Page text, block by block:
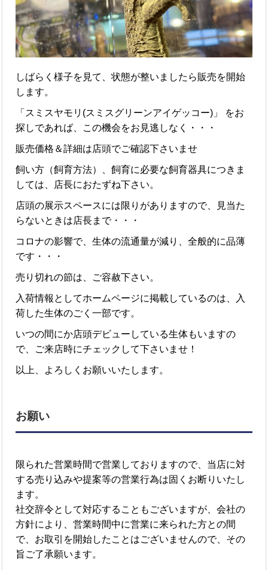
しばらく様子を見て、状態が整いましたら販売を開始
します。
「スミスヤモリ(スミスグリーンアイゲッコー)」 をお
探しであれば、この機会をお見逃しなく・・・
販売価格＆詳細は店頭でご確認下さいませ
飼い方（飼育方法）、飼育に必要な飼育器具につきま
しては、店長におたずね下さい。
店頭の展示スペースには限りがありますので、見当た
らないときは店長まで・・・
コロナの影響で、生体の流通量が減り、全般的に品薄
です・・・
売り切れの節は、ご容赦下さい。
入荷情報としてホームページに掲載しているのは、入
荷した生体のごく一部です。
いつの間にか店頭デビューしている生体もいますの
で、ご来店時にチェックして下さいませ！
以上、よろしくお願いいたします。
お願い
限られた営業時間で営業しておりますので、当店に対
する売り込みや提案等の営業行為は固くお断りいたし
ます。
社交辞令として対応することもございますが、会社の
方針により、営業時間中に営業に来られた方との間
で、お取引を開始したことはございませんので、その
旨ご了承願います。